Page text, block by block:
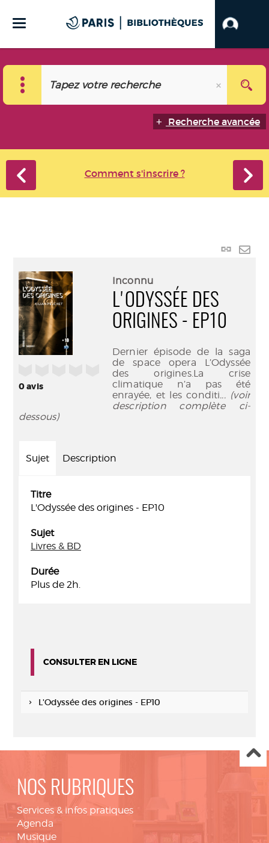
Recherche avancée
Comment s'inscrire ?
Lien
0avis
Inconnu
L'ODYSSÉE DES
ORIGINES - EP10
Dernier épisode de la saga
de space opera L’Odyssée
des origines.La crise
climatique n’a pas été
enrayée, et les conditi... (voir
description complète ci-
dessous)
Sujet Description
Titre
L'Odyssée des origines - EP10
Sujet
Livres & BD
Durée
Plus de 2h.
CONSULTER EN LIGNE
L'Odyssée des origines - EP10
NOS RUBRIQUES
Services & infos pratiques
Agenda
Musique